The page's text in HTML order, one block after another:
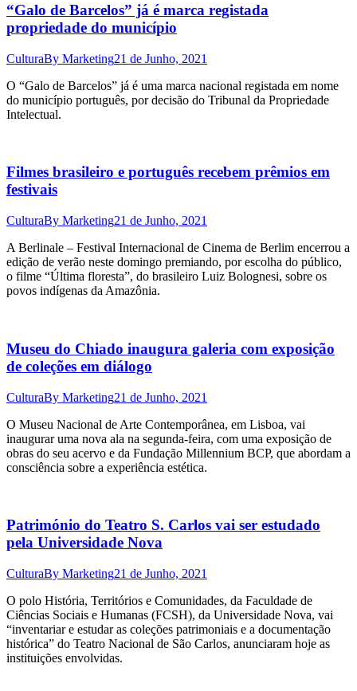
“Galo de Barcelos” já é marca registada
propriedade do município
CulturaBy Marketing21 de Junho, 2021
O “Galo de Barcelos” já é uma marca nacional registada em nome
do município português, por decisão do Tribunal da Propriedade
Intelectual.
Filmes brasileiro e português recebem prêmios em
festivais
CulturaBy Marketing21 de Junho, 2021
A Berlinale – Festival Internacional de Cinema de Berlim encerrou a
edição de verão neste domingo premiando, por escolha do público,
o filme “Última floresta”, do brasileiro Luiz Bolognesi, sobre os
povos indígenas da Amazônia.
Museu do Chiado inaugura galeria com exposição
de coleções em diálogo
CulturaBy Marketing21 de Junho, 2021
O Museu Nacional de Arte Contemporânea, em Lisboa, vai
inaugurar uma nova ala na segunda-feira, com uma exposição de
obras do seu acervo e da Fundação Millennium BCP, que abordam a
consciência sobre a experiência estética.
Património do Teatro S. Carlos vai ser estudado
pela Universidade Nova
CulturaBy Marketing21 de Junho, 2021
O polo História, Territórios e Comunidades, da Faculdade de
Ciências Sociais e Humanas (FCSH), da Universidade Nova, vai
“inventariar e estudar as coleções patrimoniais e a documentação
histórica” do Teatro Nacional de São Carlos, anunciaram hoje as
instituições envolvidas.